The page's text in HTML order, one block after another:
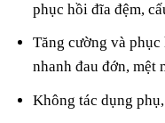
phục hồi đĩa đệm,
Tăng cường và
nhanh đau đớn, mệt
Không tác dụng